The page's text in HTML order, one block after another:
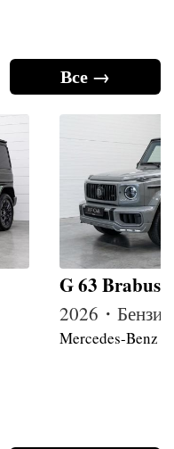
Все →
G 63 Brabus
2026・
Mercedes-Benz